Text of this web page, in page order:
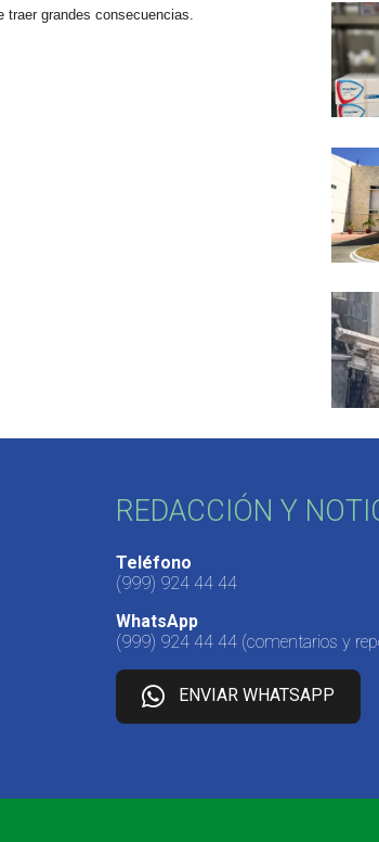
grandes consecuencias.
REDACCIÓN Y
Teléfono
(999) 924 44 44
WhatsApp
(999) 924 44 44 (comentarios y
ENVIAR WHATSAPP